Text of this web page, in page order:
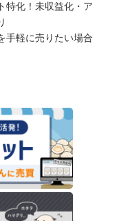
特化！未収益化・ア
手軽に売りたい場合